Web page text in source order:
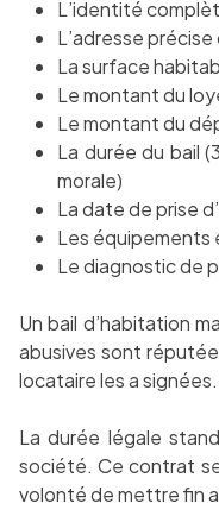
L’identité
L’adresse
La surface
Le montant du
Le montant du
La durée du bail
morale)
La date de prise
Les équipements
Le diagnostic de
Un bail d’habitation
abusives sont
locataire les a signées.
La durée légale
société. Ce contrat
volonté de mettre fin